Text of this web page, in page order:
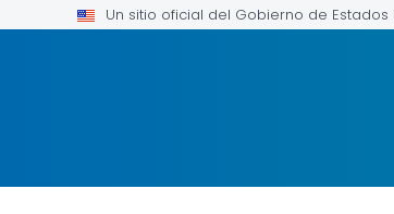
Un sitio oficial del Gobierno de Estados